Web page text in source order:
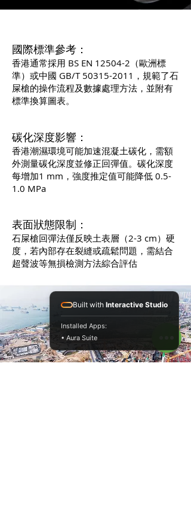
國際標準參考：
香港通常採用 BS EN 12504-2（歐洲標
準）或中國 GB/T 50315-2011 ，規範了石
屎槍的操作流程及數據處理方法，並附有
標準換算圖表。
碳化深度影響：
香港潮濕環境可能加速混凝土碳化，需額
外測量碳化深度並修正回彈值。碳化深度
每增加1 mm，強度推定值可能降低 0.5-
1.0 MPa
表面狀態限制：
石屎槍回彈法僅反映土表層（2-3 cm）硬
度，若內部存在裂縫或疏鬆問題，需結合
超聲波等無損檢測方法綜合評估
Built with Interactive Studio
Installed Apps:
• Aura Suite